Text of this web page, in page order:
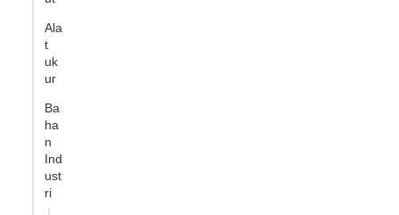
Ala
t
uk
ur
Ba
ha
n
Ind
ust
ri